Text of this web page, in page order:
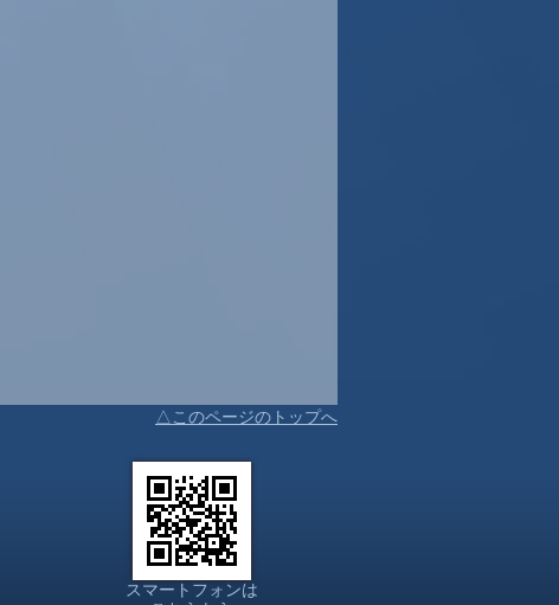
△このページのトップへ
スマートフォンは